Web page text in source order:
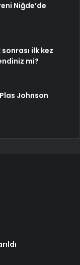
Niğde’de
ilk kez
mi?
Johnson